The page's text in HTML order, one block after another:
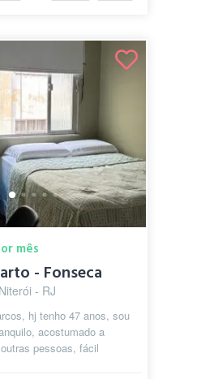
mês
- Fonseca
- RJ
hj tenho 47 anos, sou
acostumado a
pessoas, fácil